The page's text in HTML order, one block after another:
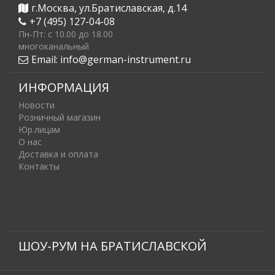
г.Москва, ул.Братиславская, д.14
+7 (495) 127-04-08
Пн-Пт: c 10.00 до 18.00
многоканальный
Email: info@german-instrument.ru
ИНФОРМАЦИЯ
Новости
Розничный магазин
Юр.лицам
О нас
Доставка и оплата
Контакты
ШОУ-РУМ НА БРАТИСЛАВСКОЙ